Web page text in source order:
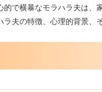
的で横暴なモラハラ夫は
夫の特徴、心理的背景、